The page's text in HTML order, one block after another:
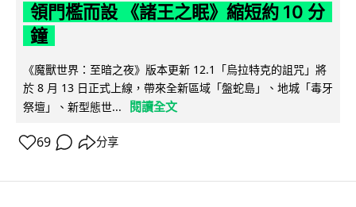
領門檻而設 《諸王之眠》縮短約 10 分
鐘
《魔獸世界：至暗之夜》版本更新 12.1「烏拉特克的詛咒」將
於 8 月 13 日正式上線，帶來全新區域「盤蛇島」、地城「毒牙
祭壇」、新型態世...
閱讀全文
69 分享